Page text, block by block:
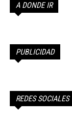
A DONDE IR
PUBLICIDAD
REDES SOCIALES